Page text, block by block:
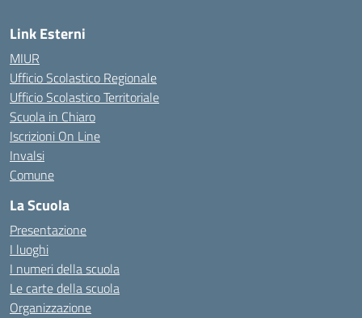
Link Esterni
MIUR
Ufficio Scolastico Regionale
Ufficio Scolastico Territoriale
Scuola in Chiaro
Iscrizioni On Line
Invalsi
Comune
La Scuola
Presentazione
I luoghi
I numeri della scuola
Le carte della scuola
Organizzazione